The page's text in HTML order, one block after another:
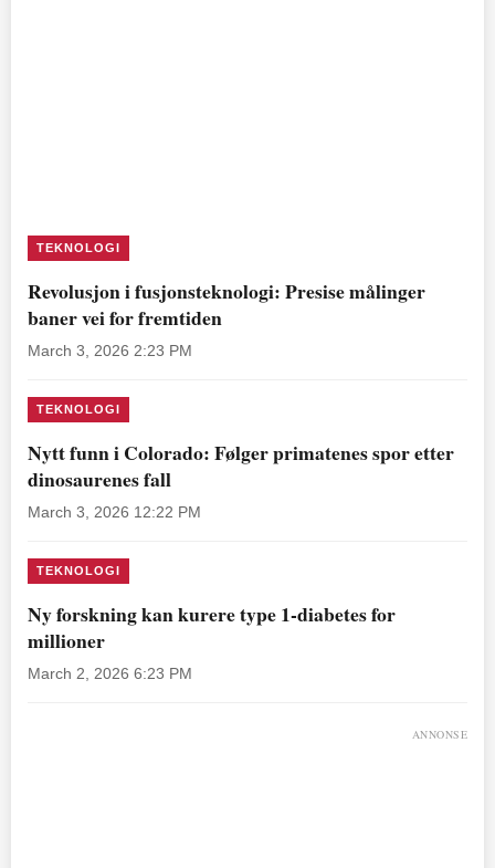
TEKNOLOGI
Revolusjon i fusjonsteknologi: Presise målinger
baner vei for fremtiden
March 3, 2026 2:23 PM
TEKNOLOGI
Nytt funn i Colorado: Følger primatenes spor etter
dinosaurenes fall
March 3, 2026 12:22 PM
TEKNOLOGI
Ny forskning kan kurere type 1-diabetes for
millioner
March 2, 2026 6:23 PM
ANNONSE